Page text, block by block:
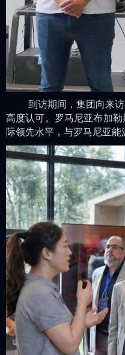
到访期间，集团向来访
高度认可。罗马尼亚布加
际领先水平，与罗马尼亚